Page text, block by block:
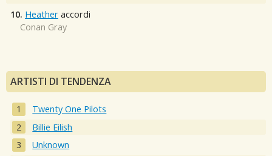
10. Heather accordi
Conan Gray
ARTISTI DI TENDENZA
Twenty One Pilots
Billie Eilish
Unknown